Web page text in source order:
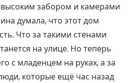
забором и камерами
думала, что этот дом
Что за такими стенами
на улице. Но теперь
с младенцем на руках, а за
которые ещё час назад